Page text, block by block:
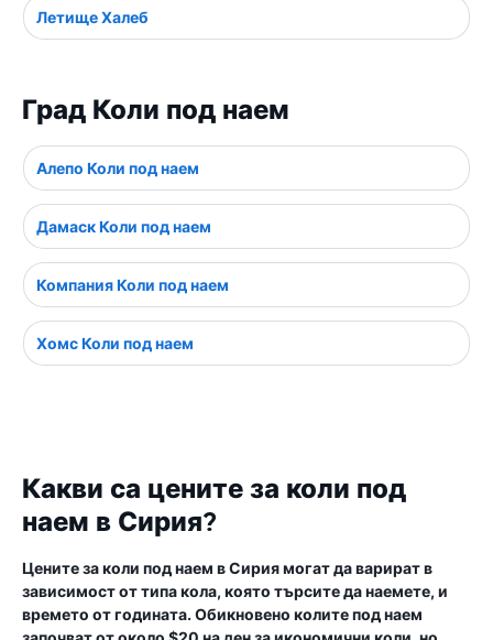
Летище Халеб
Град Коли под наем
Алепо Коли под наем
Дамаск Коли под наем
Компания Коли под наем
Хомс Коли под наем
Какви са цените за коли под
наем в Сирия?
Цените за коли под наем в Сирия могат да варират в
зависимост от типа кола, която търсите да наемете, и
времето от годината. Обикновено колите под наем